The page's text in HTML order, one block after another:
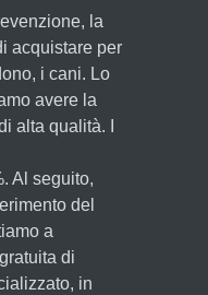
la
acquistare per
i cani. Lo
avere la
alta qualità. I
Al seguito,
del
a
di
in